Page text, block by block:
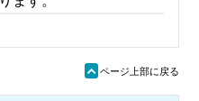
ü ページ上部に戻る